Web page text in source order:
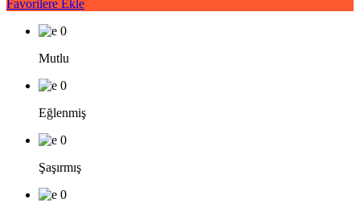
Favorilere Ekle
0
Mutlu
0
Eğlenmiş
0
Şaşırmış
0